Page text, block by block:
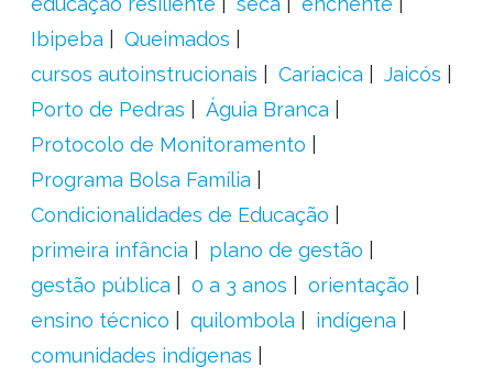
Ibipeba
Queimados
cursos autoinstrucionais
Cariacica
Jaicós
Porto de Pedras
Águia Branca
Protocolo de Monitoramento
Programa Bolsa Família
Condicionalidades de Educação
primeira infância
plano de gestão
gestão pública
0 a 3 anos
orientação
ensino técnico
quilombola
indígena
comunidades indígenas